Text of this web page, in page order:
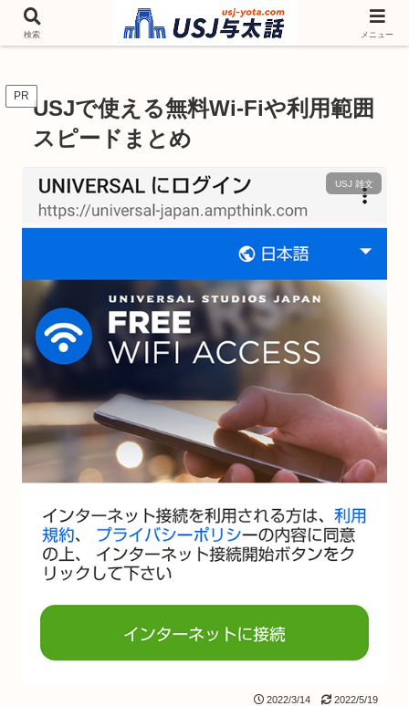
チケットやシーズンイベント ニンテンドーワールド アトラクションなどユニ
バを歩いて情報収集しています
PR USJで使える無料Wi-Fiや利用範囲
スピードまとめ
USJ 雑文
2022/3/14 2022/5/19
検索 メニュー